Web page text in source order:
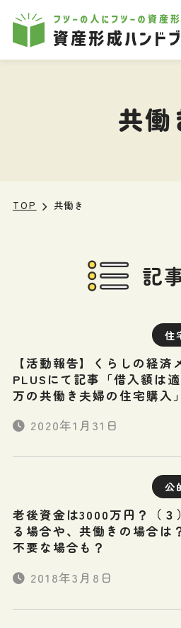
本文へ移動
共働
TOP 共働き
記
住
【活動報告】くらしの経済
PLUSにて記事「借入額は
万の共働き夫婦の住宅購入
2020年1月31日
公
老後資金は3000万円？（３
る場合や、共働きの場合は
不要な場合も？
2018年3月8日